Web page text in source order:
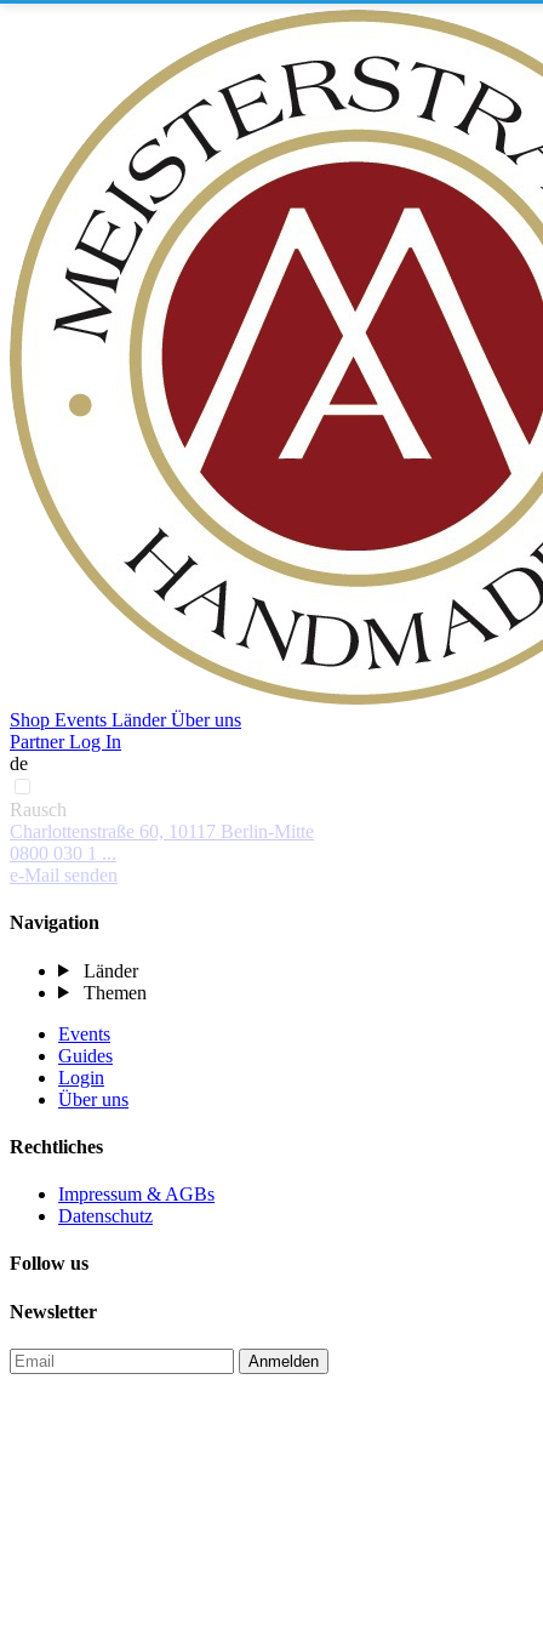
Shop Events LänderÜber uns
Partner Log In
de
Rausch
Charlottenstraße 60, 10117 Berlin-Mitte
0800 030 1 ...
e-Mail senden
Navigation
Länder
Themen
Events
Guides
Login
Über uns
Rechtliches
Impressum & AGBs
Datenschutz
Follow us
Newsletter
Anmelden